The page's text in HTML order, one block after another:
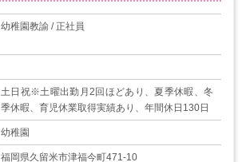
幼稚園教諭 / 正社員
土日祝※土曜出勤月2回ほどあり、夏季休暇、冬
季休暇、育児休業取得実績あり、年間休日130日
幼稚園
福岡県久留米市津福今町471-10